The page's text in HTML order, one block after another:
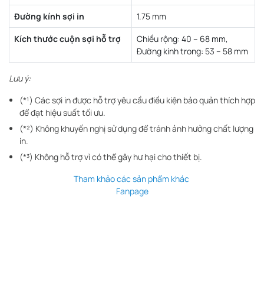
Đường kính sợi in
1.75 mm
Kích thước cuộn sợi hỗ trợ
Chiều rộng: 40 – 68 mm,
Đường kính trong: 53 – 58 mm
Lưu ý:
(*¹) Các sợi in được hỗ trợ yêu cầu điều kiện bảo quản thích hợp
để đạt hiệu suất tối ưu.
(*²) Không khuyến nghị sử dụng để tránh ảnh hưởng chất lượng
in.
(*³) Không hỗ trợ vì có thể gây hư hại cho thiết bị.
Tham khảo các sản phẩm khác
Fanpage